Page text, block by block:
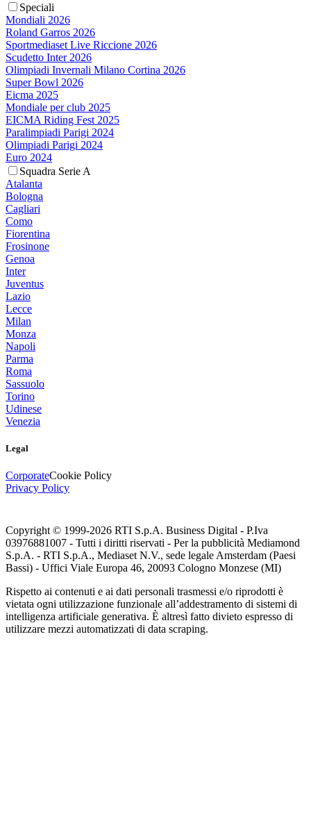
Speciali
Mondiali 2026
Roland Garros 2026
Sportmediaset Live Riccione 2026
Scudetto Inter 2026
Olimpiadi Invernali Milano Cortina 2026
Super Bowl 2026
Eicma 2025
Mondiale per club 2025
EICMA Riding Fest 2025
Paralimpiadi Parigi 2024
Olimpiadi Parigi 2024
Euro 2024
Squadra Serie A
Atalanta
Bologna
Cagliari
Como
Fiorentina
Frosinone
Genoa
Inter
Juventus
Lazio
Lecce
Milan
Monza
Napoli
Parma
Roma
Sassuolo
Torino
Udinese
Venezia
Legal
CorporateCookie Policy
Privacy Policy
Copyright © 1999-2026 RTI S.p.A. Business Digital - P.Iva
03976881007 - Tutti i diritti riservati - Per la pubblicità Mediamond
S.p.A. - RTI S.p.A., Mediaset N.V., sede legale Amsterdam (Paesi
Bassi) - Uffici Viale Europa 46, 20093 Cologno Monzese (MI)
Rispetto ai contenuti e ai dati personali trasmessi e/o riprodotti è
vietata ogni utilizzazione funzionale all’addestramento di sistemi di
intelligenza artificiale generativa. È altresì fatto divieto espresso di
utilizzare mezzi automatizzati di data scraping.